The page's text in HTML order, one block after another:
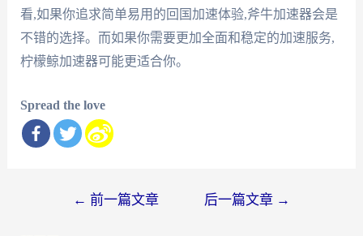
看,如果你追求简单易用的回国加速体验,斧牛加速器会是
不错的选择。而如果你需要更加全面和稳定的加速服务,
柠檬鲸加速器可能更适合你。
Spread the love
← 前一篇文章 后一篇文章 →